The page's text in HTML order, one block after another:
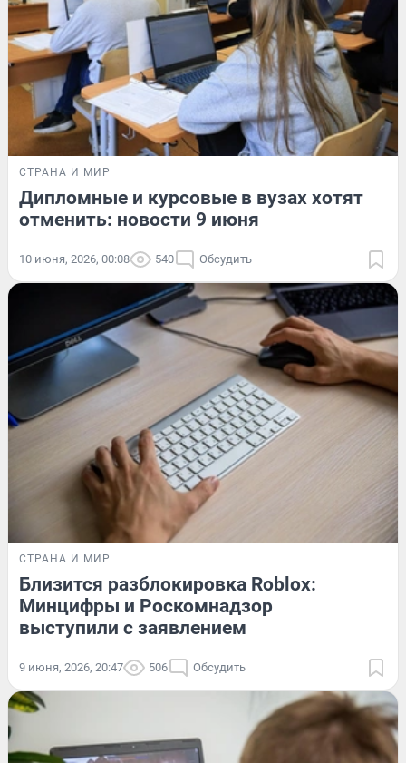
СТРАНА И МИР
Дипломные и курсовые в вузах хотят
отменить: новости 9 июня
10 июня, 2026, 00:08 540 Обсудить
СТРАНА И МИР
Близится разблокировка Roblox:
Минцифры и Роскомнадзор
выступили с заявлением
9 июня, 2026, 20:47 506 Обсудить